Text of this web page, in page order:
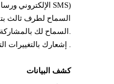
الإلكتروني ورسائل SMS)
(‌ه) السماح لطرف ثالث
(‌و) السماح لك بالمشاركة في الأنشطة التفاعلية لموقع (المغرب اليوم)، عند اختيارك القيام بذلك.
(‌ز) إشعارك بالتغييرات التي تطرأ على موقع (المغرب اليوم) .
كشف البيانات